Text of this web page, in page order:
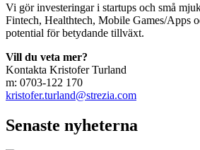
Vi gör investeringar i startups och små
Fintech, Healthtech, Mobile Games/Apps
potential för betydande tillväxt.
Vill du veta mer?
Kontakta Kristofer Turland
m: 0703-122 170
kristofer.turland@strezia.com
Senaste nyheterna